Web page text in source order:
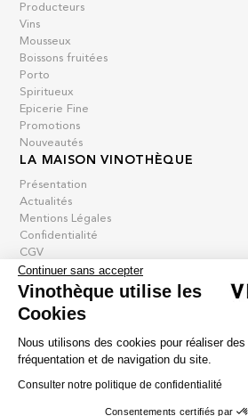
Producteurs
Vins
Mousseux
Boissons fruitées
Porto
Spiritueux
Epicerie Fine
Promotions
Nouveautés
LA MAISON VINOTHÈQUE
Présentation
Actualités
Mentions Légales
Confidentialité
CGV
Contact
Rue des Sablières 5 -
IDE CHE-101.716.389
Changer de langue Deutsch
Continuer sans accepter
Vinothèque utilise les
Cookies
Nous utilisons des cookies pour réaliser
fréquentation et de navigation du site.
Consulter notre politique de confidentialité
Consentements certifiés par